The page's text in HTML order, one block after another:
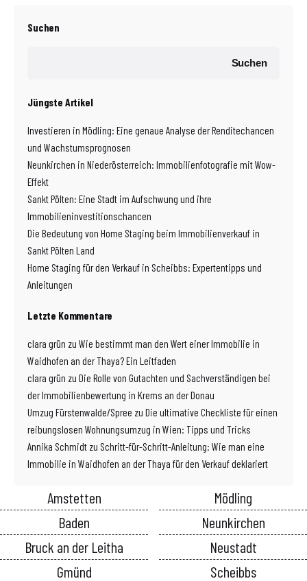
Suchen
Suchen
Jüngste Artikel
Investieren in Mödling: Eine genaue Analyse der Renditechancen
und Wachstumsprognosen
Neunkirchen in Niederösterreich: Immobilienfotografie mit Wow-
Effekt
Sankt Pölten: Eine Stadt im Aufschwung und ihre
Immobilieninvestitionschancen
Die Bedeutung von Home Staging beim Immobilienverkauf in
Sankt Pölten Land
Home Staging für den Verkauf in Scheibbs: Expertentipps und
Anleitungen
Letzte Kommentare
clara grün zu Wie bestimmt man den Wert einer Immobilie in
Waidhofen an der Thaya? Ein Leitfaden
clara grün zu Die Rolle von Gutachten und Sachverständigen bei
der Immobilienbewertung in Krems an der Donau
Umzug Fürstenwalde/Spree zu Die ultimative Checkliste für einen
reibungslosen Wohnungsumzug in Wien: Tipps und Tricks
Annika Schmidt zu Schritt-für-Schritt-Anleitung: Wie man eine
Immobilie in Waidhofen an der Thaya für den Verkauf deklariert
Amstetten
Baden
Bruck an der Leitha
Gmünd
Mödling
Neunkirchen
Neustadt
Scheibbs